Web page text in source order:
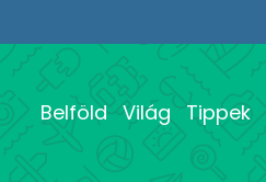
Belföld Világ Tippek